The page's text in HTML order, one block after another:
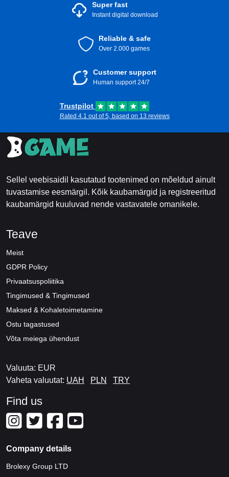
Super fast
Instant digital download
Reliable & safe
Over 2.000 games
Customer support
Human support 24/7
Trustpilot
Rated 4.1 out of 5, based on 13 reviews
Sellel veebisaidil kasutatud tootenimed on mõeldud ainult
tuvastamise eesmärgil. Kõik kaubamärgid ja registreeritud
kaubamärgid kuuluvad nende vastavatele omanikele.
Teave
Meist
GDPR Policy
Privaatsuspoliitika
Tingimused & Tingimused
Maksed & Kohaletoimetamine
Ostu tagastused
Võta meiega ühendust
Valuuta: EUR
Vaheta valuutat: UAH PLN TRY
Find us
Company details
Brolexy Group LTD